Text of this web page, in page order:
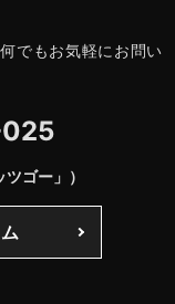
でもお気軽にお問い
ゴー」）